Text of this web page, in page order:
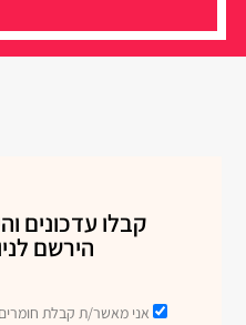
קבלו עדכונים
הירשם
אני מאשר/ת קבלת